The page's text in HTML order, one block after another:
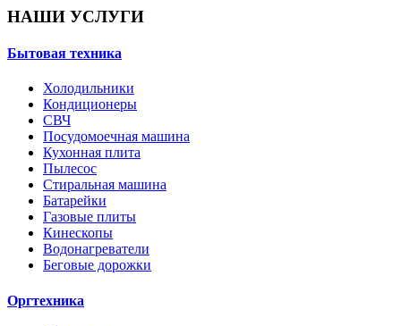
НАШИ УСЛУГИ
Бытовая техника
Холодильники
Кондиционеры
СВЧ
Посудомоечная машина
Кухонная плита
Пылесос
Стиральная машина
Батарейки
Газовые плиты
Кинескопы
Водонагреватели
Беговые дорожки
Оргтехника